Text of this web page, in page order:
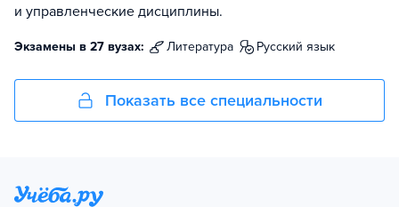
и управленческие дисциплины.
Экзамены в 27 вузах: литература русский язык
Показать все специальности